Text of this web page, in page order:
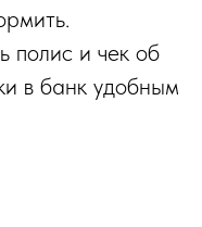
полис и чек об
в банк удобным